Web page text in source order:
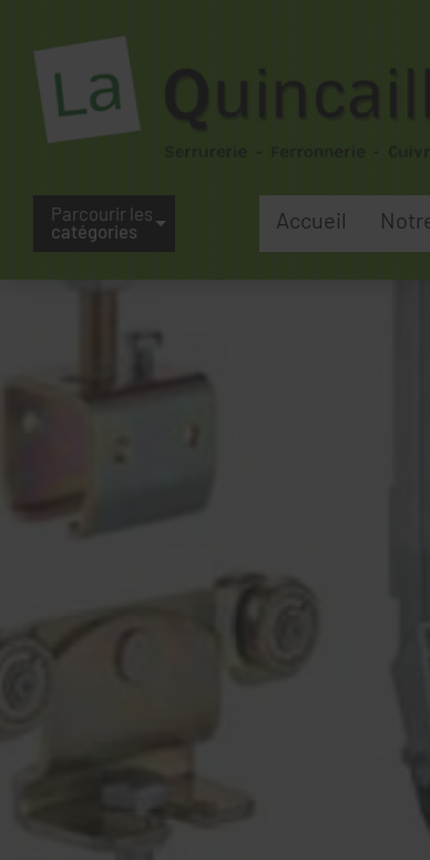
Parcourir les
catégories
Accueil